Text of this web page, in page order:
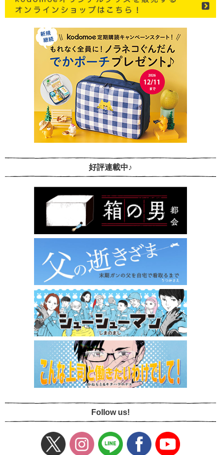
好評連載中♪
Follow us!